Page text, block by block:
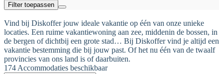
Filter toepassen
Vind bij Diskoffer jouw ideale vakantie op één van onze unieke
locaties. Een ruime vakantiewoning aan zee, middenin de bossen, in
de bergen of dichtbij een grote stad… Bij Diskoffer vind je altijd een
vakantie bestemming die bij jouw past. Of het nu één van de twaalf
provincies van ons land is of daarbuiten.
174 Accommodaties beschikbaar